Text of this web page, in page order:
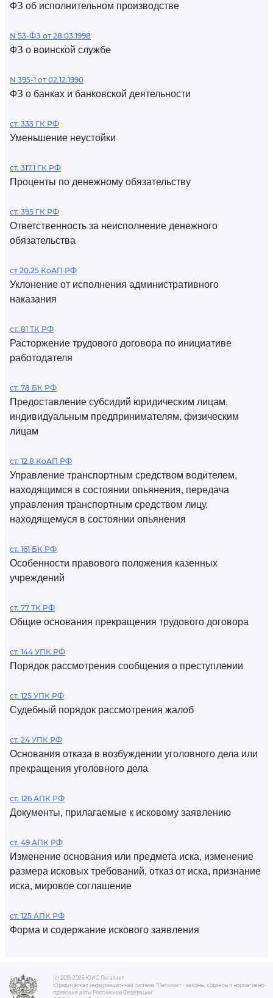
ФЗ об исполнительном производстве
N 53-ФЗ от 28.03.1998
ФЗ о воинской службе
N 395-1 от 02.12.1990
ФЗ о банках и банковской деятельности
ст. 333 ГК РФ
Уменьшение неустойки
ст. 317.1 ГК РФ
Проценты по денежному обязательству
ст. 395 ГК РФ
Ответственность за неисполнение денежного
обязательства
ст 20.25 КоАП РФ
Уклонение от исполнения административного
наказания
ст. 81 ТК РФ
Расторжение трудового договора по инициативе
работодателя
ст. 78 БК РФ
Предоставление субсидий юридическим лицам,
индивидуальным предпринимателям, физическим
лицам
ст. 12.8 КоАП РФ
Управление транспортным средством водителем,
находящимся в состоянии опьянения, передача
управления транспортным средством лицу,
находящемуся в состоянии опьянения
ст. 161 БК РФ
Особенности правового положения казенных
учреждений
ст. 77 ТК РФ
Общие основания прекращения трудового договора
ст. 144 УПК РФ
Порядок рассмотрения сообщения о преступлении
ст. 125 УПК РФ
Судебный порядок рассмотрения жалоб
ст. 24 УПК РФ
Основания отказа в возбуждении уголовного дела или
прекращения уголовного дела
ст. 126 АПК РФ
Документы, прилагаемые к исковому заявлению
ст. 49 АПК РФ
Изменение основания или предмета иска, изменение
размера исковых требований, отказ от иска, признание
иска, мировое соглашение
ст. 125 АПК РФ
Форма и содержание искового заявления
(c) 2015-2026 ЮИС Легалакт
Юридическая информационная система "Легалакт - законы, кодексы и нормативно-
правовые акты Российской Федерации"